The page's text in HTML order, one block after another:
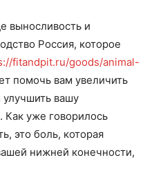
выносливость и
Россия, которое
fitandpit.ru/goods/animal-
помочь вам увеличить
улучшить вашу
Как уже говорилось
это боль, которая
нижней конечности,